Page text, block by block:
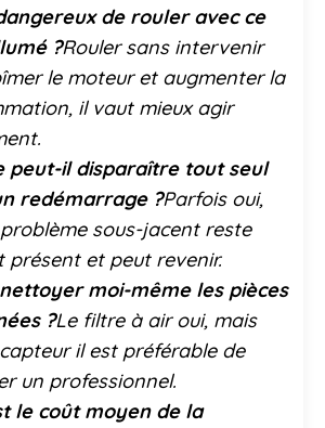
de rouler avec ce
?Rouler sans intervenir
le moteur et augmenter la
il vaut mieux agir
peut-il disparaître tout seul
redémarrage ?Parfois oui,
sous-jacent reste
présent et peut revenir.
moi-même les pièces
?Le filtre à air oui, mais
il est préférable de
un professionnel.
le coût moyen de la